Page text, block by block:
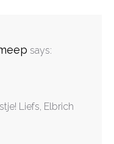
says:
Liefs, Elbrich